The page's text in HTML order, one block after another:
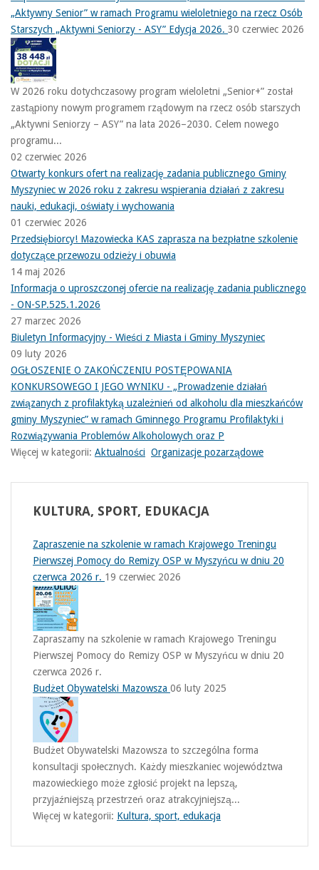
„Aktywny Senior” w ramach Programu wieloletniego na rzecz Osób
Starszych „Aktywni Seniorzy - ASY” Edycja 2026. 30 czerwiec 2026
W 2026 roku dotychczasowy program wieloletni „Senior+” został
zastąpiony nowym programem rządowym na rzecz osób starszych
„Aktywni Seniorzy – ASY” na lata 2026–2030. Celem nowego
programu...
02 czerwiec 2026
Otwarty konkurs ofert na realizację zadania publicznego Gminy
Myszyniec w 2026 roku z zakresu wspierania działań z zakresu
nauki, edukacji, oświaty i wychowania
01 czerwiec 2026
Przedsiębiorcy! Mazowiecka KAS zaprasza na bezpłatne szkolenie
dotyczące przewozu odzieży i obuwia
14 maj 2026
Informacja o uproszczonej ofercie na realizację zadania publicznego
- ON-SP.525.1.2026
27 marzec 2026
Biuletyn Informacyjny - Wieści z Miasta i Gminy Myszyniec
09 luty 2026
OGŁOSZENIE O ZAKOŃCZENIU POSTĘPOWANIA
KONKURSOWEGO I JEGO WYNIKU - „Prowadzenie działań
związanych z profilaktyką uzależnień od alkoholu dla mieszkańców
gminy Myszyniec” w ramach Gminnego Programu Profilaktyki i
Rozwiązywania Problemów Alkoholowych oraz P
Więcej w kategorii: Aktualności Organizacje pozarządowe
KULTURA, SPORT, EDUKACJA
Zapraszenie na szkolenie w ramach Krajowego Treningu
Pierwszej Pomocy do Remizy OSP w Myszyńcu w dniu 20
czerwca 2026 r. 19 czerwiec 2026
Zapraszamy na szkolenie w ramach Krajowego Treningu
Pierwszej Pomocy do Remizy OSP w Myszyńcu w dniu 20
czerwca 2026 r.
Budżet Obywatelski Mazowsza 06 luty 2025
Budżet Obywatelski Mazowsza to szczególna forma
konsultacji społecznych. Każdy mieszkaniec województwa
mazowieckiego może zgłosić projekt na lepszą,
przyjaźniejszą przestrzeń oraz atrakcyjniejszą...
Więcej w kategorii: Kultura, sport, edukacja